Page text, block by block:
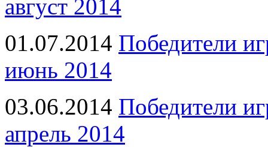
август 2014
01.07.2014 Победители
июнь 2014
03.06.2014 Победители
апрель 2014